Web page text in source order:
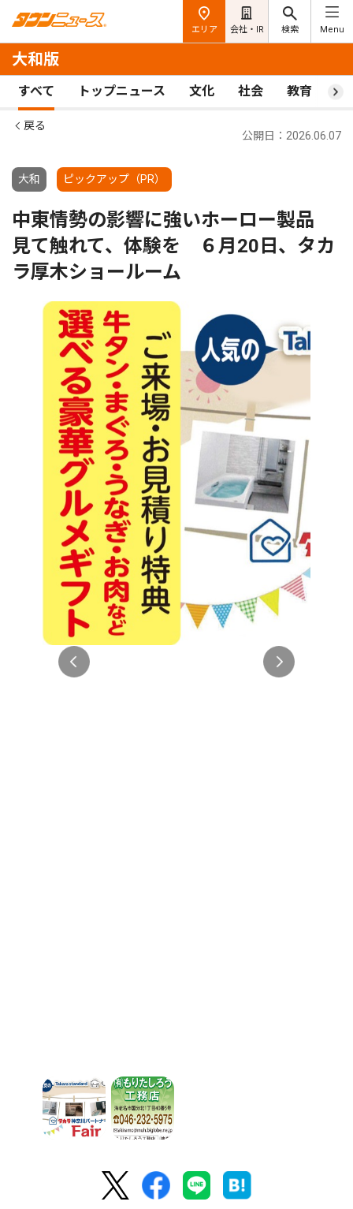
エリア 会社・IR 検索 Menu
大和版
すべて トップニュース 文化 社会 教育 ス
戻る
大和 ピックアップ（PR）
公開日：2026.06.07
中東情勢の影響に強いホーロー製品
見て触れて、体験を ６月20日、タカ
ラ厚木ショールーム